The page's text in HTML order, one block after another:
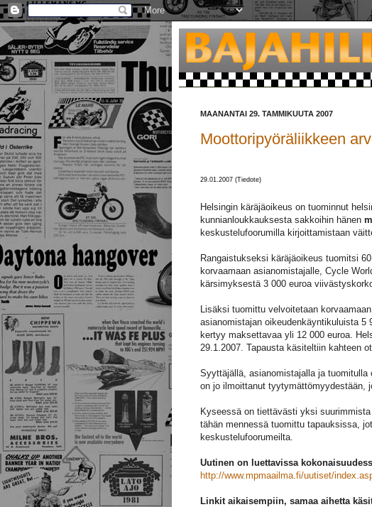
MAANANTAI 29. TAMMIKUUTA 2007
Moottoripyöräliikkeen
29.01.2007 (Tiedote)
Helsingin käräjäoikeus on tuominnut
kunnianloukkauksesta sakkoihin hänen
keskustelufoorumilla kirjoittamistaan
Rangaistukseksi käräjäoikeus tuomitsi
korvaamaan asianomistajalle, Cycle
kärsimyksestä 3 000 euroa
Lisäksi tuomittu velvoitetaan
asianomistajan oikeudenkäyntikuluista 5
kertyy maksettavaa yli 12 000 euroa.
29.1.2007. Tapausta käsiteltiin kahteen
Syyttäjällä, asianomistajalla ja
on jo ilmoittanut tyytymättömyydestään,
Kyseessä on tiettävästi yksi
tähän mennessä tuomittu tapauksissa,
keskustelufoorumeilta.
Uutinen on luettavissa
http://www.mpmaailma.fi/uutiset/
Linkit aikaisempiin, samaa aihetta